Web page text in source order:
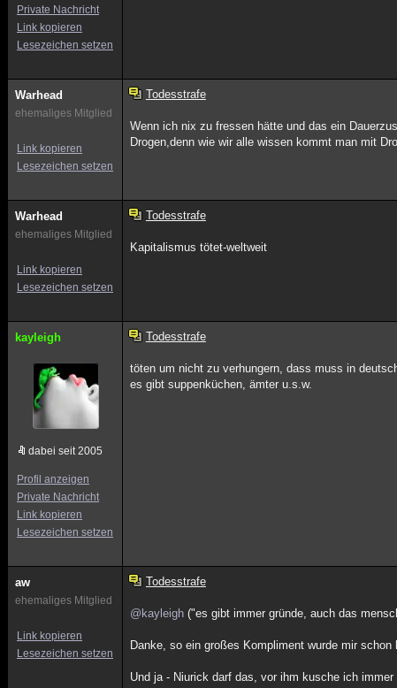
Private Nachricht
Link kopieren
Lesezeichen setzen
Warhead
ehemaliges Mitglied
Link kopieren
Lesezeichen setzen
Todesstrafe
Wenn ich nix zu fressen hätte und das ein
Drogen,denn wie wir alle wissen kommt man mit
Warhead
ehemaliges Mitglied
Link kopieren
Lesezeichen setzen
Todesstrafe
Kapitalismus tötet-weltweit
kayleigh
dabei seit 2005
Profil anzeigen
Private Nachricht
Link kopieren
Lesezeichen setzen
Todesstrafe
töten um nicht zu verhungern, dass muss in
es gibt suppenküchen, ämter u.s.w.
aw
ehemaliges Mitglied
Link kopieren
Lesezeichen setzen
Todesstrafe
@kayleigh ("es gibt immer gründe, auch das
Danke, so ein großes Kompliment wurde mir
Und ja - Niurick darf das, vor ihm kusche ich immer